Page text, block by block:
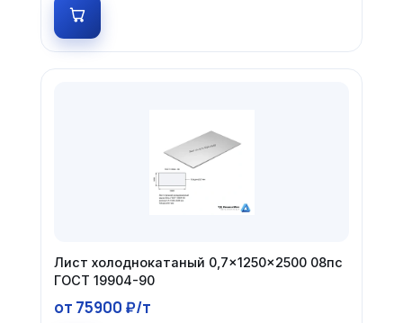
Лист холоднокатаный 0,7×1250×2500 08пс
ГОСТ 19904-90
от 75900 ₽/т